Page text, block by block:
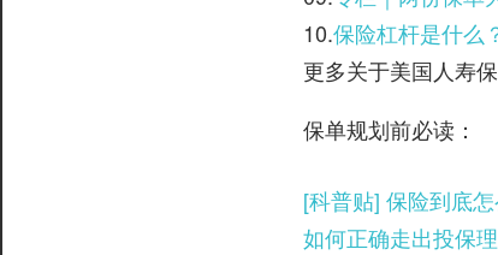
10.保险杠杆是什么
更多关于美国人寿
保单规划前必读：
[科普贴] 保险到底
如何正确走出投保